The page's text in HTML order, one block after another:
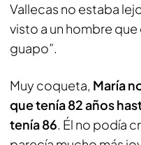
Vallecas no estaba
visto a un hombre
guapo”.
Muy coqueta, María
que tenía 82 años
tenía 86. Él no podía